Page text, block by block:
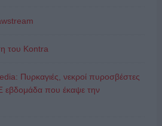
του Kontra
Πυρκαγιές, νεκροί πυροσβέστες
Ξ εβδομάδα που έκαψε την